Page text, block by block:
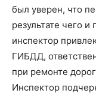
был уверен, что
результате чего
инспектор
ГИБДД,
при ремонте
Инспектор